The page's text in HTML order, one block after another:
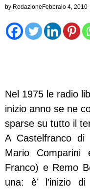
by RedazioneFebbraio 4, 2010
Nel 1975 le radio
inizio anno se ne
sparse su tutto il
A Castelfranco
Mario
Franco) e Remo
una: è’ l’inizio